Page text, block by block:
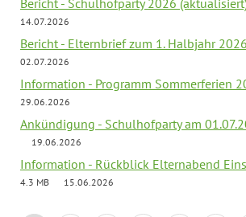
Bericht - Schulhofparty 2026
14.07.2026
Bericht - Elternbrief zum 1. Halbjahr 2026
02.07.2026
Information - Programm Sommerferien
29.06.2026
Ankündigung - Schulhofparty am
19.06.2026
Information - Rückblick Elternabend
4.3 MB
15.06.2026